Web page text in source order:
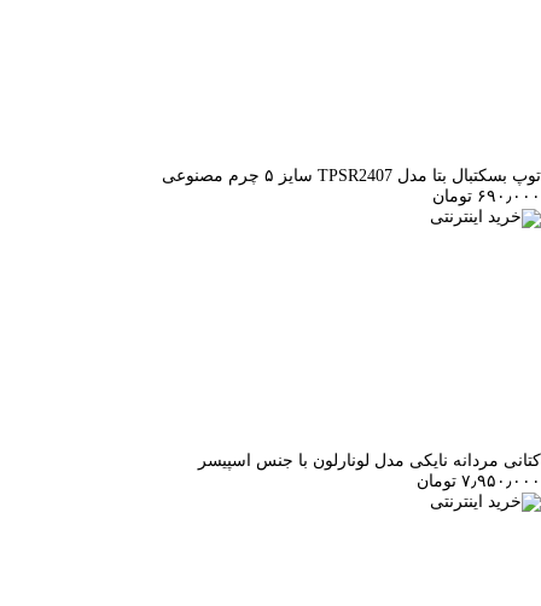
توپ بسکتبال بتا مدل TPSR2407 سایز ۵ چرم مصنوعی
۶۹۰٫۰۰۰ تومان
خرید اینترنتی
کتانی مردانه نایکی مدل لونارلون با جنس اسپیسر
۷٫۹۵۰٫۰۰۰ تومان
خرید اینترنتی